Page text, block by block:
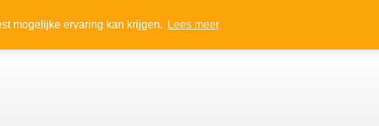
mogelijke ervaring kan krijgen. Lees meer